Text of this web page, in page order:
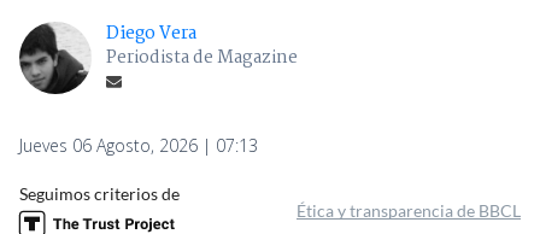
Diego Vera
Periodista de Magazine
Jueves 06 Agosto, 2026 | 07:13
Seguimos criterios de
Ética y transparencia de BBCL